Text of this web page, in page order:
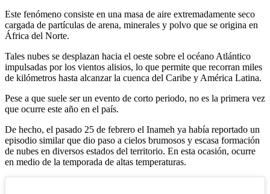
Este fenómeno consiste en una masa de aire extremadamente seco
cargada de partículas de arena, minerales y polvo que se origina en
África del Norte.
Tales nubes se desplazan hacia el oeste sobre el océano Atlántico
impulsadas por los vientos alisios, lo que permite que recorran miles
de kilómetros hasta alcanzar la cuenca del Caribe y América Latina.
Pese a que suele ser un evento de corto periodo, no es la primera vez
que ocurre este año en el país.
De hecho, el pasado 25 de febrero el Inameh ya había reportado un
episodio similar que dio paso a cielos brumosos y escasa formación
de nubes en diversos estados del territorio. En esta ocasión, ocurre
en medio de la temporada de altas temperaturas.